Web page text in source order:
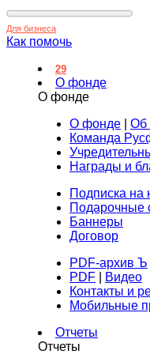
Для бизнеса
Как помочь
29
О фонде
О фонде
О фонде
Об
Команда
Награды и
Подписка на
Подарочные
Баннеры
Договор
PDF-архив Ъ
PDF
Видео
Контакты и
Мобильные
Отчеты
Отчеты